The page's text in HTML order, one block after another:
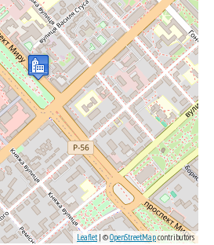
Leaflet| ©OpenStreetMapcontributors